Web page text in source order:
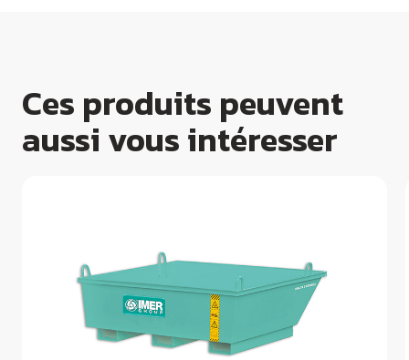
Ces produits peuvent
aussi vous intéresser